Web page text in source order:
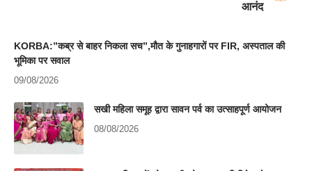
आनंद
KORBA:”कब्र से बाहर निकला सच”,मौत के गुनाहगारों पर FIR, अस्पताल की
भूमिका पर सवाल
09/08/2026
सखी महिला समूह द्वारा सावन पर्व का उत्साहपूर्ण आयोजन
08/08/2026